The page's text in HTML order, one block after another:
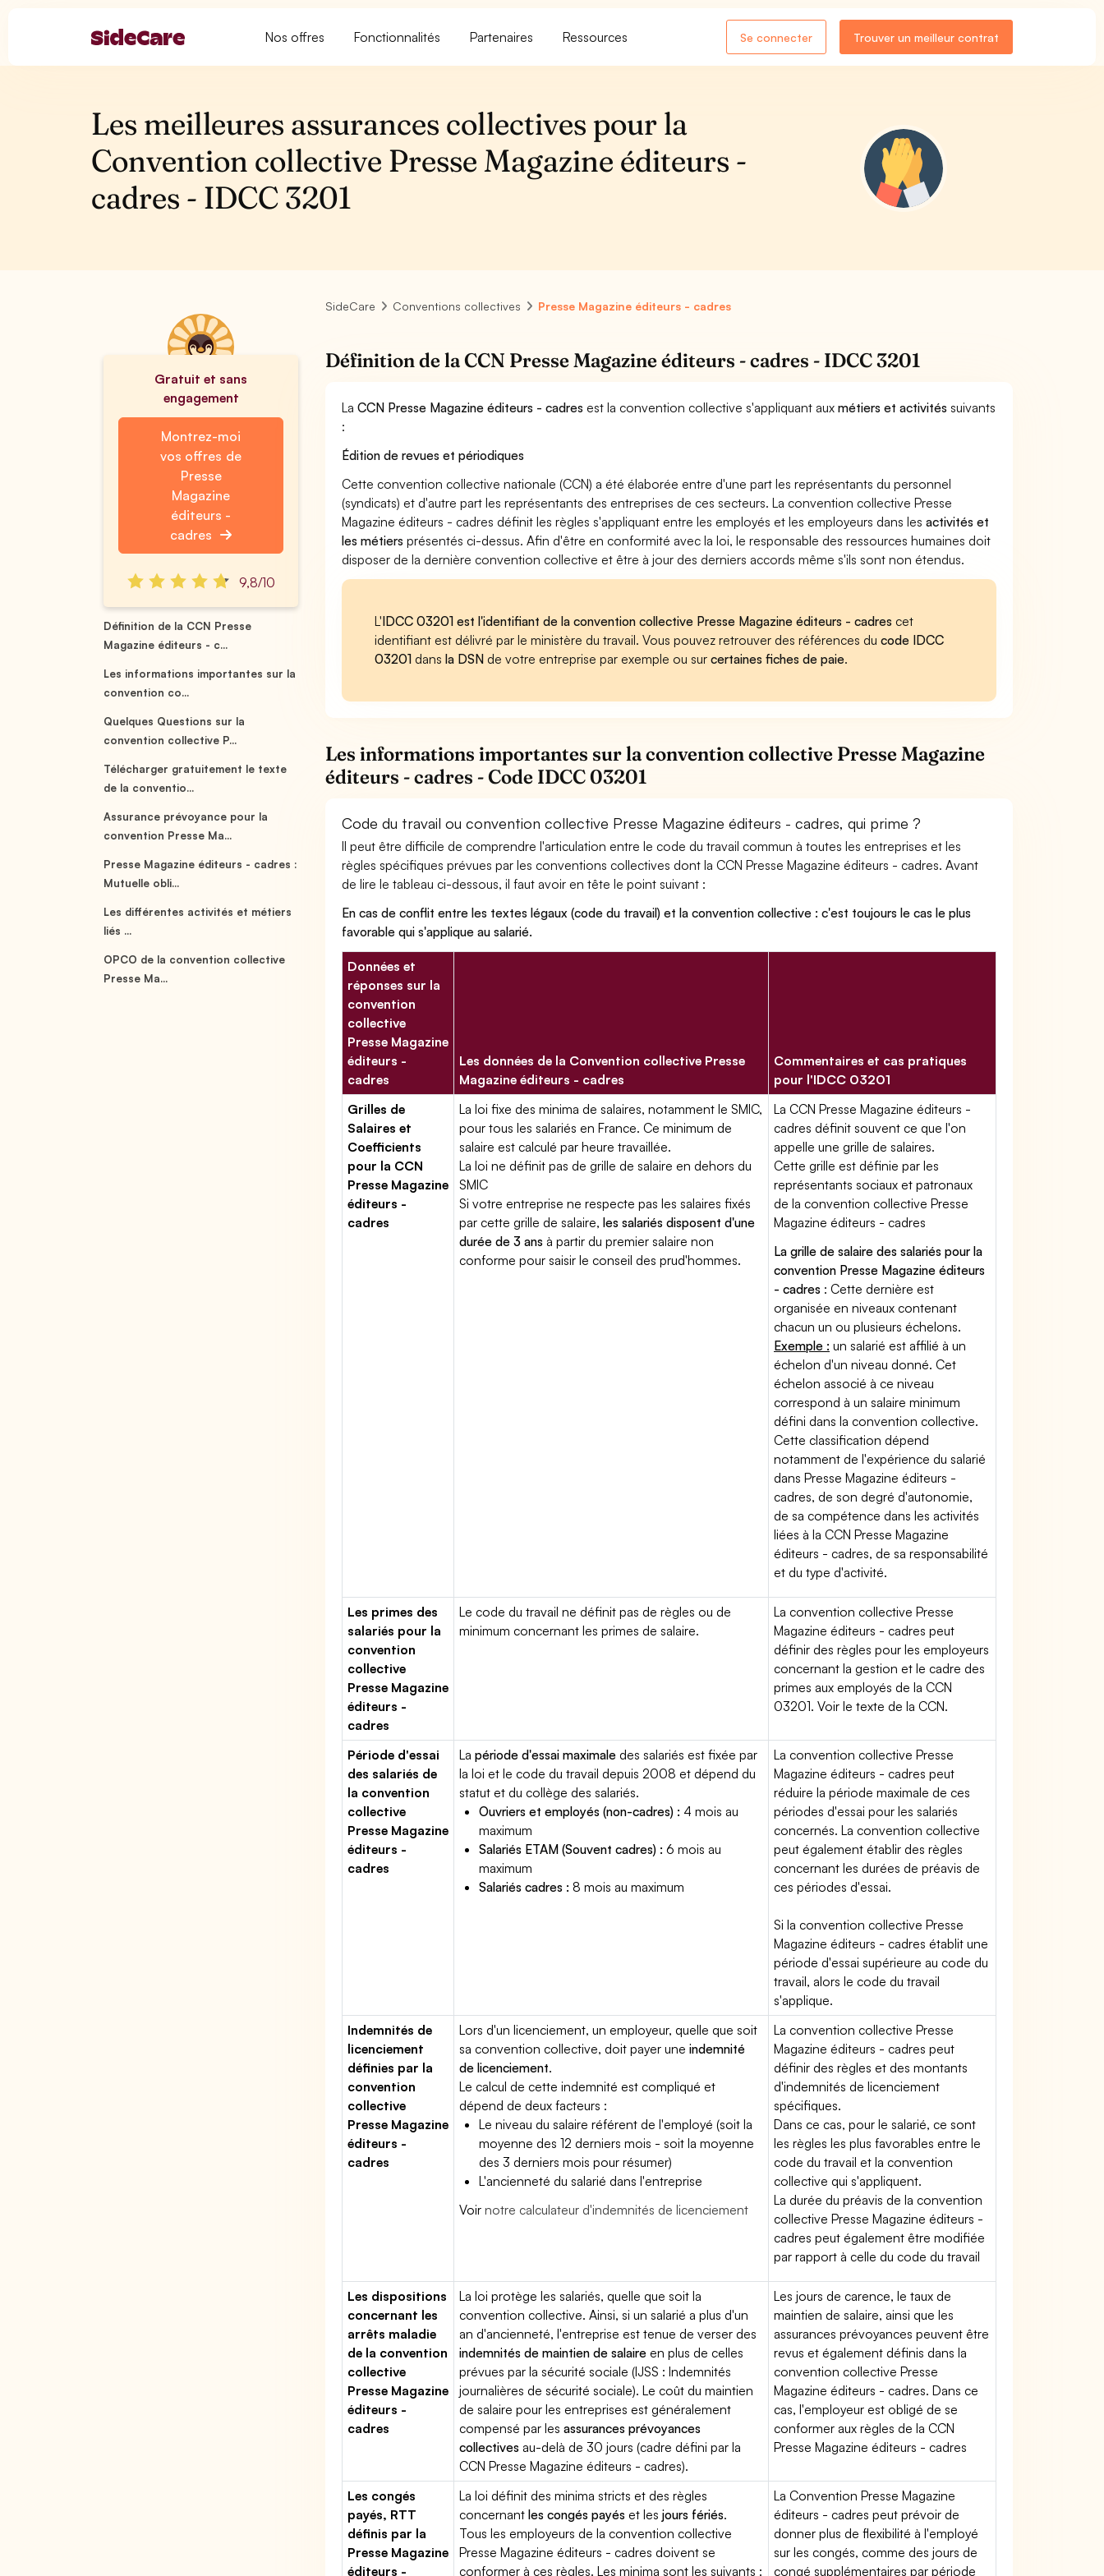
Nos offres Fonctionnalités Partenaires Ressources Se connecter Trouver un meilleur contrat
Les meilleures assurances collectives pour la
Convention collective Presse Magazine éditeurs -
cadres - IDCC 3201
Gratuit et sans
engagement
Montrez-moi
vos offres de
Presse
Magazine
éditeurs -
cadres
9,8/10
Définition de la CCN Presse
Magazine éditeurs - c...
Les informations importantes sur la
convention co...
Quelques Questions sur la
convention collective P...
Télécharger gratuitement le texte
de la conventio...
Assurance prévoyance pour la
convention Presse Ma...
Presse Magazine éditeurs - cadres :
Mutuelle obli...
Les différentes activités et métiers
liés ...
OPCO de la convention collective
Presse Ma...
SideCare Conventions collectives Presse Magazine éditeurs - cadres
Définition de la CCN Presse Magazine éditeurs - cadres - IDCC 3201
LaCCN Presse Magazine éditeurs - cadres est la convention collective s'appliquant auxmétiers et activités suivants
:
Édition de revues et périodiques
Cette convention collective nationale (CCN) a été élaborée entre d'une part les représentants du personnel
(syndicats) et d'autre part les représentants des entreprises de ces secteurs. La convention collective Presse
Magazine éditeurs - cadres définit les règles s'appliquant entre les employés et les employeurs dans lesactivités et
les métiers présentés ci-dessus. Afin d'être en conformité avec la loi, le responsable des ressources humaines doit
disposer de la dernière convention collective et être à jour des derniers accords même s'ils sont non étendus.
L'IDCC 03201 est l'identifiant de la convention collective Presse Magazine éditeurs - cadres cet
identifiant est délivré par le ministère du travail. Vous pouvez retrouver des références ducode IDCC
03201 dansla DSN de votre entreprise par exemple ou surcertaines fiches de paie.
Les informations importantes sur la convention collective Presse Magazine
éditeurs - cadres - Code IDCC 03201
Code du travail ou convention collective Presse Magazine éditeurs - cadres, qui prime ?
Il peut être difficile de comprendre l'articulation entre le code du travail commun à toutes les entreprises et les
règles spécifiques prévues par les conventions collectives dont la CCN Presse Magazine éditeurs - cadres. Avant
de lire le tableau ci-dessous, il faut avoir en tête le point suivant :
En cas de conflit entre les textes légaux (code du travail) et la convention collective : c'est toujours le cas le plus
favorable qui s'applique au salarié.
Données et
réponses sur la
convention
collective
Presse Magazine
éditeurs -
cadres
Les données de la Convention collective Presse
Magazine éditeurs - cadres
Commentaires et cas pratiques
pour l'IDCC 03201
Grilles de
Salaires et
Coefficients
pour la CCN
Presse Magazine
éditeurs -
cadres
La loi fixe des minima de salaires, notamment le SMIC,
pour tous les salariés en France. Ce minimum de
salaire est calculé par heure travaillée.
La loi ne définit pas de grille de salaire en dehors du
SMIC
Si votre entreprise ne respecte pas les salaires fixés
par cette grille de salaire,les salariés disposent d'une
durée de 3 ans à partir du premier salaire non
conforme pour saisir le conseil des prud'hommes.
La CCN Presse Magazine éditeurs -
cadres définit souvent ce que l'on
appelle une grille de salaires.
Cette grille est définie par les
représentants sociaux et patronaux
de la convention collective Presse
Magazine éditeurs - cadres
La grille de salaire des salariés pour la
convention Presse Magazine éditeurs
- cadres : Cette dernière est
organisée en niveaux contenant
chacun un ou plusieurs échelons.
Exemple : un salarié est affilié à un
échelon d'un niveau donné. Cet
échelon associé à ce niveau
correspond à un salaire minimum
défini dans la convention collective.
Cette classification dépend
notamment de l'expérience du salarié
dans Presse Magazine éditeurs -
cadres, de son degré d'autonomie,
de sa compétence dans les activités
liées à la CCN Presse Magazine
éditeurs - cadres, de sa responsabilité
et du type d'activité.
Les primes des
salariés pour la
convention
collective
Presse Magazine
éditeurs -
cadres
Le code du travail ne définit pas de règles ou de
minimum concernant les primes de salaire.
La convention collective Presse
Magazine éditeurs - cadres peut
définir des règles pour les employeurs
concernant la gestion et le cadre des
primes aux employés de la CCN
03201. Voir le texte de la CCN.
Période d'essai
des salariés de
la convention
collective
Presse Magazine
éditeurs -
cadres
Lapériode d'essai maximale des salariés est fixée par
la loi et le code du travail depuis 2008 et dépend du
statut et du collège des salariés.
Ouvriers et employés (non-cadres) : 4 mois au
maximum
Salariés ETAM (Souvent cadres) : 6 mois au
maximum
Salariés cadres : 8 mois au maximum
La convention collective Presse
Magazine éditeurs - cadres peut
réduire la période maximale de ces
périodes d'essai pour les salariés
concernés. La convention collective
peut également établir des règles
concernant les durées de préavis de
ces périodes d'essai.
Si la convention collective Presse
Magazine éditeurs - cadres établit une
période d'essai supérieure au code du
travail, alors le code du travail
s'applique.
Indemnités de
licenciement
définies par la
convention
collective
Presse Magazine
éditeurs -
cadres
Lors d'un licenciement, un employeur, quelle que soit
sa convention collective, doit payer uneindemnité
de licenciement.
Le calcul de cette indemnité est compliqué et
dépend de deux facteurs :
Le niveau du salaire référent de l'employé (soit la
moyenne des 12 derniers mois - soit la moyenne
des 3 derniers mois pour résumer)
L'ancienneté du salarié dans l'entreprise
Voirnotre calculateur d'indemnités de licenciement
La convention collective Presse
Magazine éditeurs - cadres peut
définir des règles et des montants
d'indemnités de licenciement
spécifiques.
Dans ce cas, pour le salarié, ce sont
les règles les plus favorables entre le
code du travail et la convention
collective qui s'appliquent.
La durée du préavis de la convention
collective Presse Magazine éditeurs -
cadres peut également être modifiée
par rapport à celle du code du travail
Les dispositions
concernant les
arrêts maladie
de la convention
collective
Presse Magazine
éditeurs -
cadres
La loi protège les salariés, quelle que soit la
convention collective. Ainsi, si un salarié a plus d'un
an d'ancienneté, l'entreprise est tenue de verser des
indemnités de maintien de salaire en plus de celles
prévues par la sécurité sociale (IJSS : Indemnités
journalières de sécurité sociale). Le coût du maintien
de salaire pour les entreprises est généralement
compensé par lesassurances prévoyances
collectives au-delà de 30 jours (cadre défini par la
CCN Presse Magazine éditeurs - cadres).
Les jours de carence, le taux de
maintien de salaire, ainsi que les
assurances prévoyances peuvent être
revus et également définis dans la
convention collective Presse
Magazine éditeurs - cadres. Dans ce
cas, l'employeur est obligé de se
conformer aux règles de la CCN
Presse Magazine éditeurs - cadres
Les congés
payés, RTT
définis par la
Presse Magazine
éditeurs -
La loi définit des minima stricts et des règles
concernantles congés payés et lesjours fériés.
Tous les employeurs de la convention collective
Presse Magazine éditeurs - cadres doivent se
conformer à ces règles. Les minima sont les suivants :
La Convention Presse Magazine
éditeurs - cadres peut prévoir de
donner plus de flexibilité à l'employé
sur les congés, comme des jours de
congé supplémentaires par période